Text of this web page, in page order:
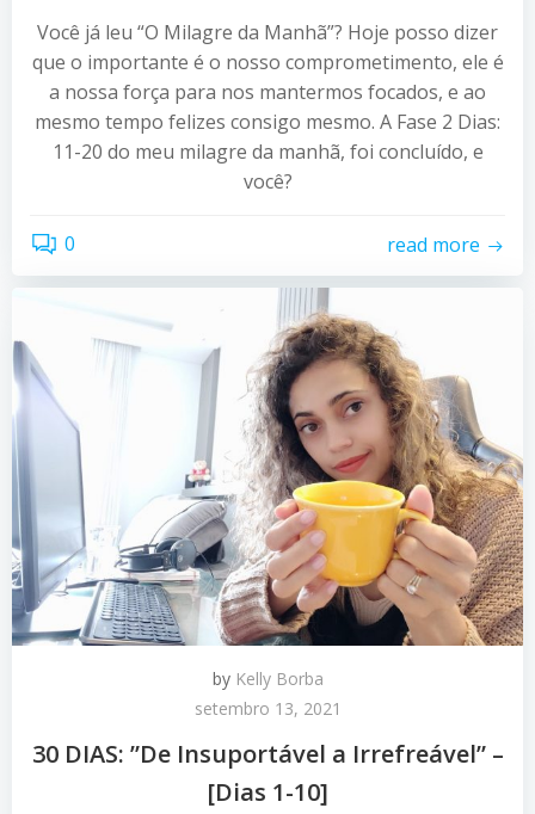
Você já leu “O Milagre da Manhã”? Hoje posso dizer
que o importante é o nosso comprometimento, ele é
a nossa força para nos mantermos focados, e ao
mesmo tempo felizes consigo mesmo. A Fase 2 Dias:
11-20 do meu milagre da manhã, foi concluído, e
você?
0 read more
by Kelly Borba
setembro 13, 2021
30 DIAS: ”De Insuportável a Irrefreável” –
[Dias 1-10]